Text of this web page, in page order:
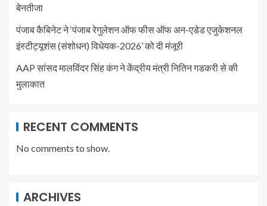
बेनतीजा
पंजाब कैबिनेट ने ‘पंजाब रेगुलेशन ऑफ फीस ऑफ अन-एडेड एजुकेशनल
इंस्टीट्यूशंस (संशोधन) विधेयक-2026’ को दी मंजूरी
AAP सांसद मालविंदर सिंह कंग ने केंद्रीय मंत्री नितिन गडकरी से की
मुलाकात
RECENT COMMENTS
No comments to show.
ARCHIVES